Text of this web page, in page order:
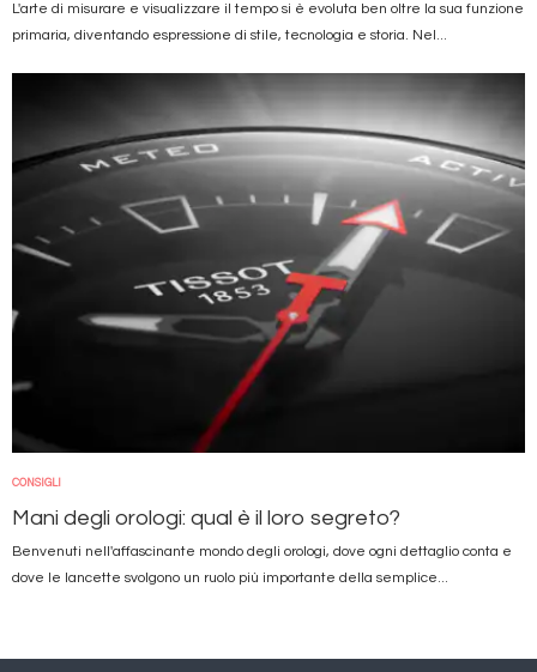
L'arte di misurare e visualizzare il tempo si è evoluta ben oltre la sua funzione
primaria, diventando espressione di stile, tecnologia e storia. Nel...
CONSIGLI
Mani degli orologi: qual è il loro segreto?
Benvenuti nell'affascinante mondo degli orologi, dove ogni dettaglio conta e
dove le lancette svolgono un ruolo più importante della semplice...